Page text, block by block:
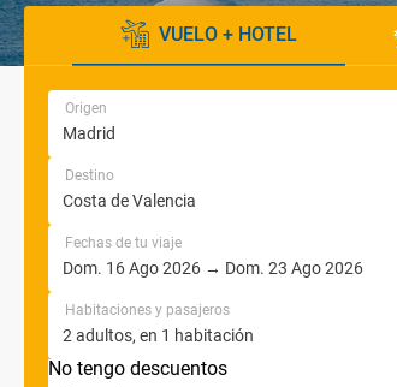
VUELO + HOTEL
Origen
Destino
Fechas de tu viaje
Habitaciones y pasajeros
No tengo descuentos